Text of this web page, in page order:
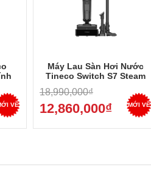
24
VỀ
Máy Lau Sàn Hơi Nước
Tineco Switch S7 Steam
Chính Hãng - Hút 25.000Pa
Mạnh Nhất, Bảo Hành 24
Tháng 2026
18,990,000₫
12,860,000₫ MỚI VỀ